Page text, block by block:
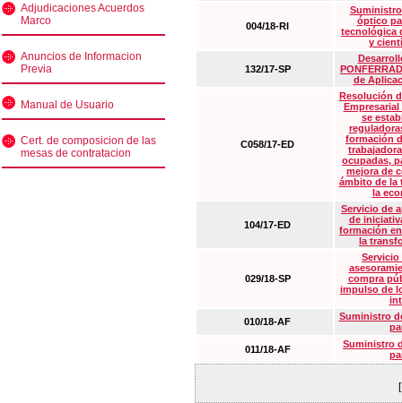
Adjudicaciones Acuerdos
Marco
Anuncios de Informacion
Previa
Manual de Usuario
Cert. de composicion de las
mesas de contratacion
004/18-RI
óptico
tecnológica
y
132/17-SP
de
C058/17-ED
Resolución
Empresarial
se
formación
ocupadas,
mejora de
ámbito de la
la
104/17-ED
Servicio de
de
formación
la
029/18-SP
Servicio
compra
impulso de
010/18-AF
Suministro
011/18-AF
Suministro